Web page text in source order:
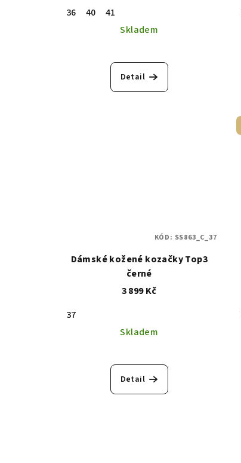
36
40
41
Skladem
Detail
Dámské kožené kozačky Top3
černé
3 899 Kč
37
Skladem
Detail
KÓD: SS863_C_37